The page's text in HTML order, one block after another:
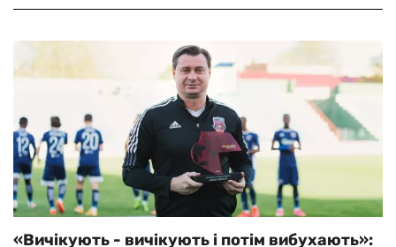
«Вичікують - вичікують і потім вибухають»: